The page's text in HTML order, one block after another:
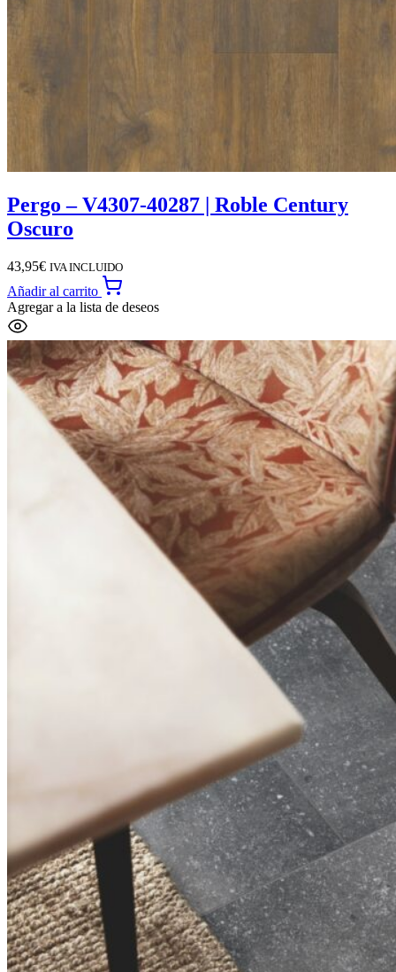
Pergo – V4307-40287 | Roble Century
Oscuro
43,95€ IVA INCLUIDO
Añadir al carrito
Agregar a la lista de deseos